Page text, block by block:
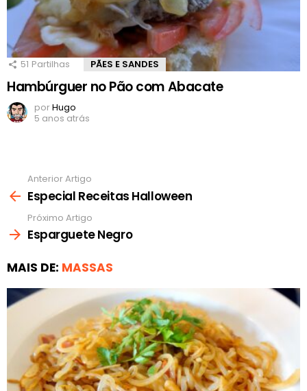
51 Partilhas PÃES E SANDES
Hambúrguer no Pão com Abacate
porHugo
5 anos atrás
mais
Anterior Artigo
Especial Receitas Halloween
Próximo Artigo
Esparguete Negro
MAIS DE: MASSAS